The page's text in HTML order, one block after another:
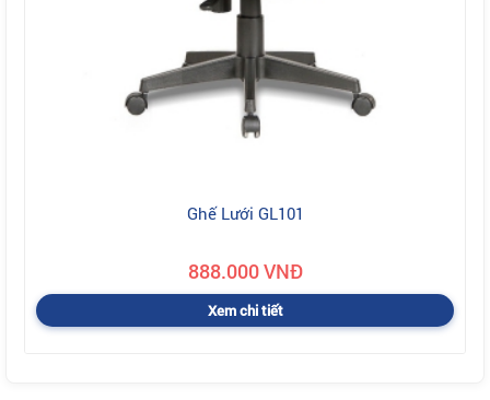
Ghế Lưới GL101
888.000 VNĐ
Xem chi tiết